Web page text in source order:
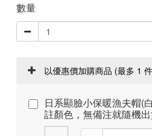
數量
以優惠價加購商品 (最多 1
日系顯臉小保暖漁夫帽(
註顏色，無備注就隨機